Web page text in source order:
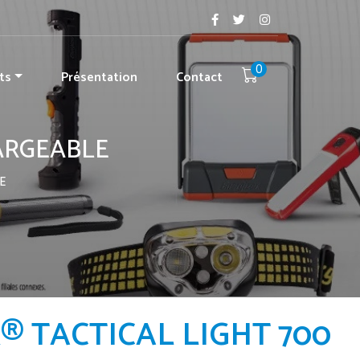
0
Présentation Contact
TACTICAL LIGHT 700